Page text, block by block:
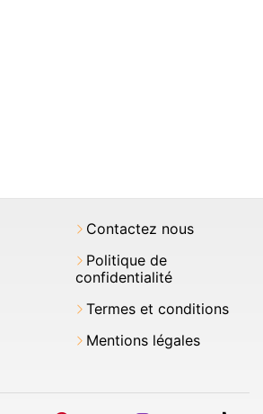
Contactez nous
Politique de
confidentialité
Termes et conditions
Mentions légales